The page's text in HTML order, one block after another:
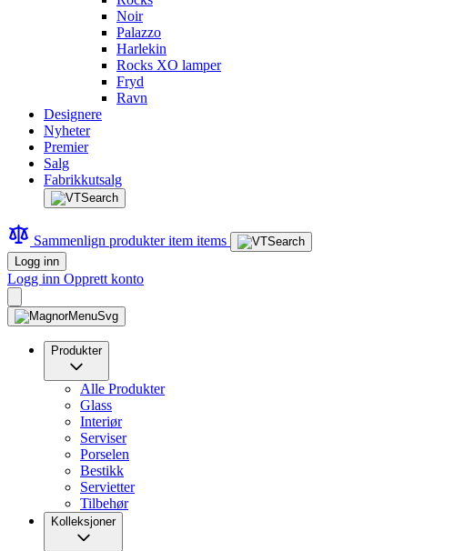
Noir
Palazzo
Harlekin
Rocks XO lamper
Fryd
Ravn
Designere
Nyheter
Premier
Salg
Fabrikkutsalg
Sammenlign produkteritem items
Logg inn
Logg inn Opprett konto
Produkter
Alle Produkter
Glass
Interiør
Serviser
Porselen
Bestikk
Servietter
Tilbehør
Kolleksjoner